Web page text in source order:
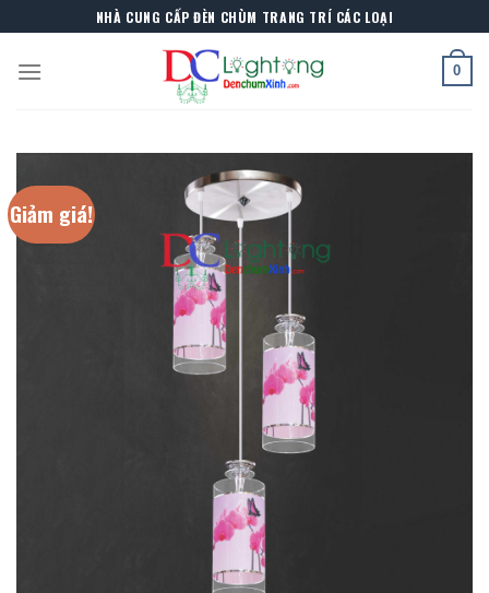
to
content
NHÀ CUNG CẤP ĐÈN CHÙM TRANG TRÍ CÁC LOẠI
0
Giảm giá!